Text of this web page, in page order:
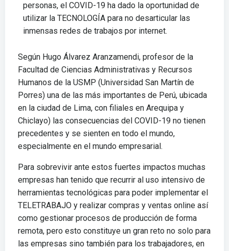
personas, el COVID-19 ha dado la oportunidad de
utilizar la TECNOLOGÍA para no desarticular las
inmensas redes de trabajos por internet.
Según Hugo Álvarez Aranzamendi, profesor de la
Facultad de Ciencias Administrativas y Recursos
Humanos de la USMP (Universidad San Martín de
Porres) una de las más importantes de Perú, ubicada
en la ciudad de Lima, con filiales en Arequipa y
Chiclayo) las consecuencias del COVID-19 no tienen
precedentes y se sienten en todo el mundo,
especialmente en el mundo empresarial.
Para sobrevivir ante estos fuertes impactos muchas
empresas han tenido que recurrir al uso intensivo de
herramientas tecnológicas para poder implementar el
TELETRABAJO y realizar compras y ventas online así
como gestionar procesos de producción de forma
remota, pero esto constituye un gran reto no solo para
las empresas sino también para los trabajadores, en